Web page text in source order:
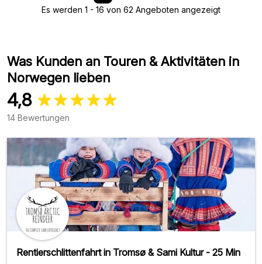
Es werden 1 - 16 von 62 Angeboten angezeigt
Was Kunden an Touren & Aktivitäten in
Norwegen lieben
4,8
14 Bewertungen
Rentierschlittenfahrt in Tromsø & Sami Kultur - 25 Min